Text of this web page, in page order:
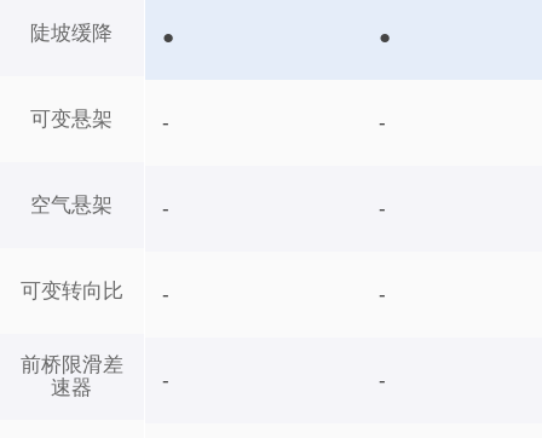
陡坡缓降
可变悬架
空气悬架
可变转向比
前桥限滑差
速器
● ●
- -
- -
- -
- -